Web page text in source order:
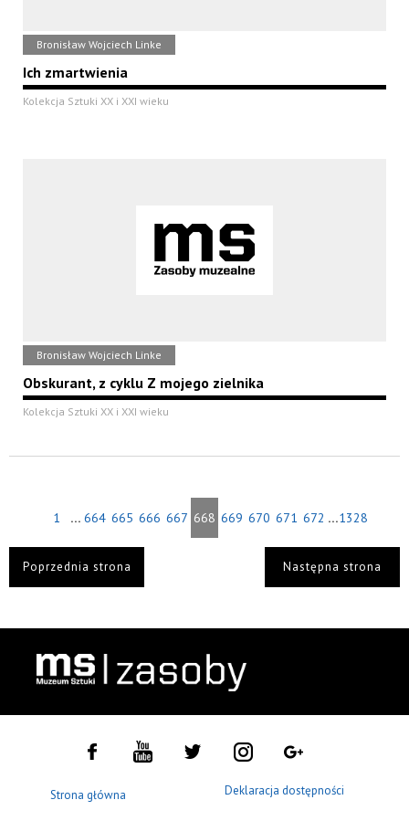
Bronisław Wojciech Linke
Ich zmartwienia
Kolekcja Sztuki XX i XXI wieku
Bronisław Wojciech Linke
Obskurant, z cyklu Z mojego zielnika
Kolekcja Sztuki XX i XXI wieku
1 ... 664 665 666 667 668 669 670 671 672 ...1328
Poprzednia strona Następna strona
Strona główna Deklaracja dostępności